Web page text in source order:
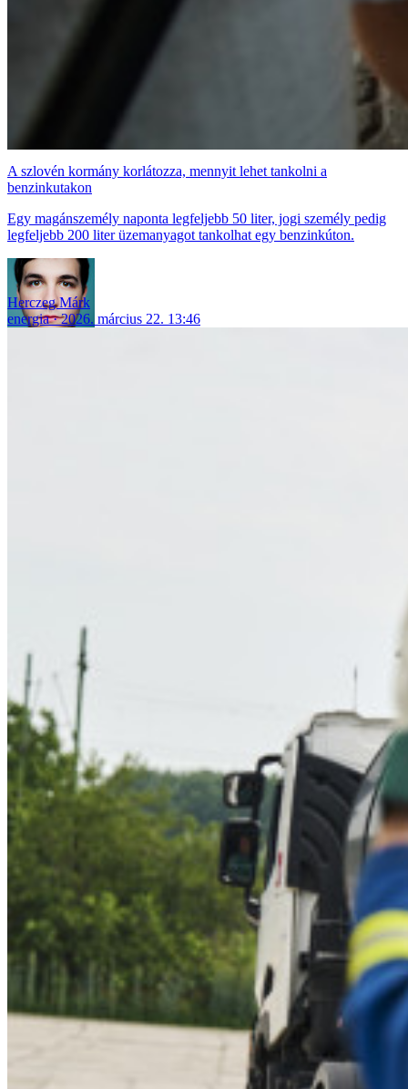
A szlovén kormány korlátozza, mennyit lehet tankolni a
benzinkutakon
Egy magánszemély naponta legfeljebb 50 liter, jogi személy pedig
legfeljebb 200 liter üzemanyagot tankolhat egy benzinkúton.
Herczeg Márk
energia
2026. március 22. 13:46